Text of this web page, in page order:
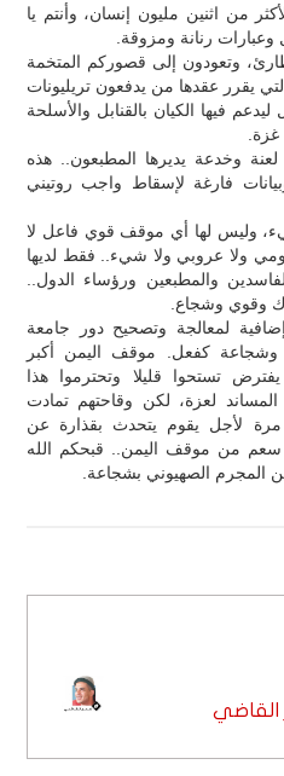
من اثنين مليون إنسان، وأنتم يا
رنانة ومزوقة.
وتعودون إلى قصوركم المتخمة
يقرر عقدها من يدفعون تريليونات
فيها الكيان بالقنابل والأسلحة
غزة.
وخدعة يديرها المطبعون.. هذه
فارغة لإسقاط واجب روتيني
وليس لها أي موقف قوي فاعل لا
ولا عروبي ولا شيء.. فقط لديها
والمطبعين ورؤساء الدول..
وقوي وشجاع.
لمعالجة وتصحيح دور جامعة
وشجاعة كفعل. موقف اليمن أكبر
تستحوا قليلا وتحترموا هذا
لعزة، لكن وقاحتهم تمادت
مرة لأجل يقوم يتحدث بقذارة عن
سعم من موقف اليمن.. قبحكم الله
المجرم الصهيوني بشجاعة.
القاضي